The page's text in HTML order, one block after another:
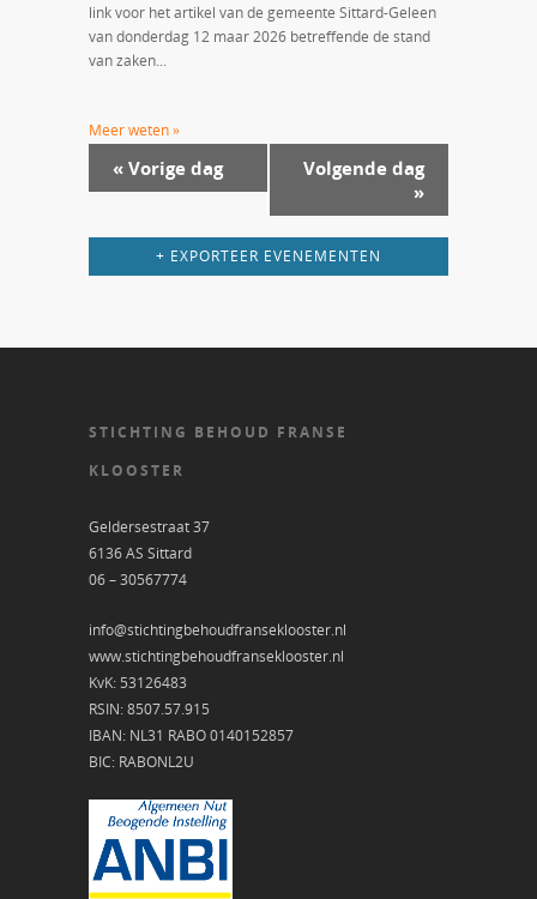
link voor het artikel van de gemeente Sittard-Geleen
van donderdag 12 maar 2026 betreffende de stand
van zaken...
Meer weten »
« Vorige dag
Volgende dag
»
+ EXPORTEER EVENEMENTEN
STICHTING BEHOUD FRANSE
KLOOSTER
Geldersestraat 37
6136 AS Sittard
06 – 30567774
info@stichtingbehoudfranseklooster.nl
www.stichtingbehoudfranseklooster.nl
KvK: 53126483
RSIN: 8507.57.915
IBAN: NL31 RABO 0140152857
BIC: RABONL2U